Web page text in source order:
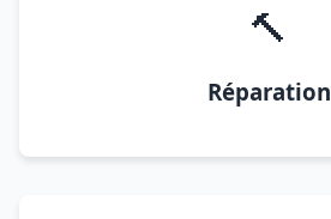
🔨
Réparation